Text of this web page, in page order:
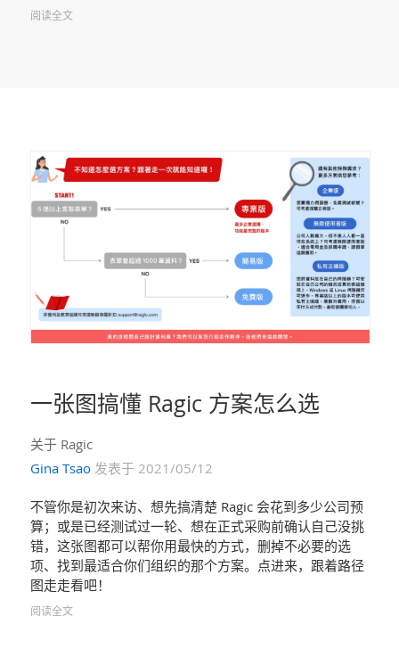
阅读全文
一张图搞懂 Ragic 方案怎么选
关于 Ragic
Gina Tsao发表于 2021/05/12
不管你是初次来访、想先搞清楚 Ragic 会花到多少公司预
算；或是已经测试过一轮、想在正式采购前确认自己没挑
错，这张图都可以帮你用最快的方式，删掉不必要的选
项、找到最适合你们组织的那个方案。点进来，跟着路径
图走走看吧！
阅读全文